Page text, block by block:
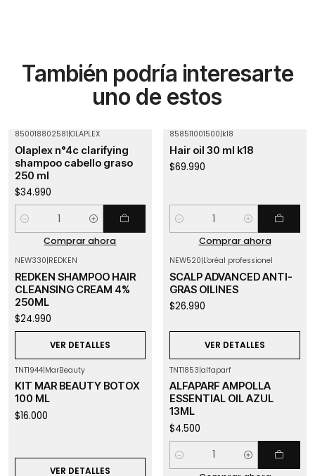
También podría interesarte
uno de estos
850018802581|OLAPLEX
Olaplex n°4c clarifying
shampoo cabello graso
250 ml
$34.990
Cantidad
Comprar ahora
858511001500|k18
Hair oil 30 ml k18
$69.990
Cantidad
Comprar ahora
NEW330|REDKEN
REDKEN SHAMPOO HAIR
CLEANSING CREAM 4%
250ML
$24.990
VER DETALLES
NEW520|L'oréal professionel
SCALP ADVANCED ANTI-
GRAS OILINES
$26.990
VER DETALLES
TNT1944|MarBeauty
KIT MAR BEAUTY BOTOX
100 ML
$16.000
VER DETALLES
TNT1853|alfaparf
ALFAPARF AMPOLLA
ESSENTIAL OIL AZUL
13ML
$4.500
Cantidad